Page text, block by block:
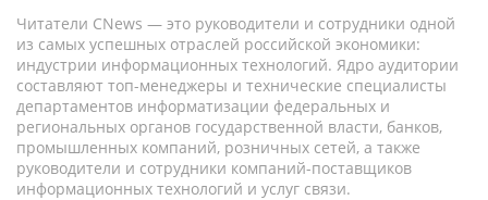
Читатели CNews — это руководители и сотрудники одной
из самых успешных отраслей российской экономики:
индустрии информационных технологий. Ядро аудитории
составляют топ-менеджеры и технические специалисты
департаментов информатизации федеральных и
региональных органов государственной власти, банков,
промышленных компаний, розничных сетей, а также
руководители и сотрудники компаний-поставщиков
информационных технологий и услуг связи.